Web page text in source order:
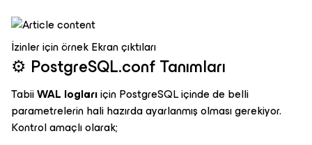
İzinler için örnek Ekran çıktıları
⚙️ PostgreSQL.conf Tanımları
TabiiWAL loglarıiçin PostgreSQL içinde de belli
parametrelerin hali hazırda ayarlanmış olması gerekiyor.
Kontrol amaçlı olarak;